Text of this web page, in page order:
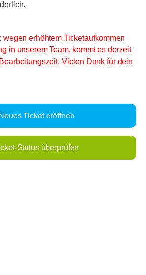
erhöhtem Ticketaufkommen
in unserem Team, kommt es derzeit
Vielen Dank für dein
Neues Ticket eröffnen
Status überprüfen